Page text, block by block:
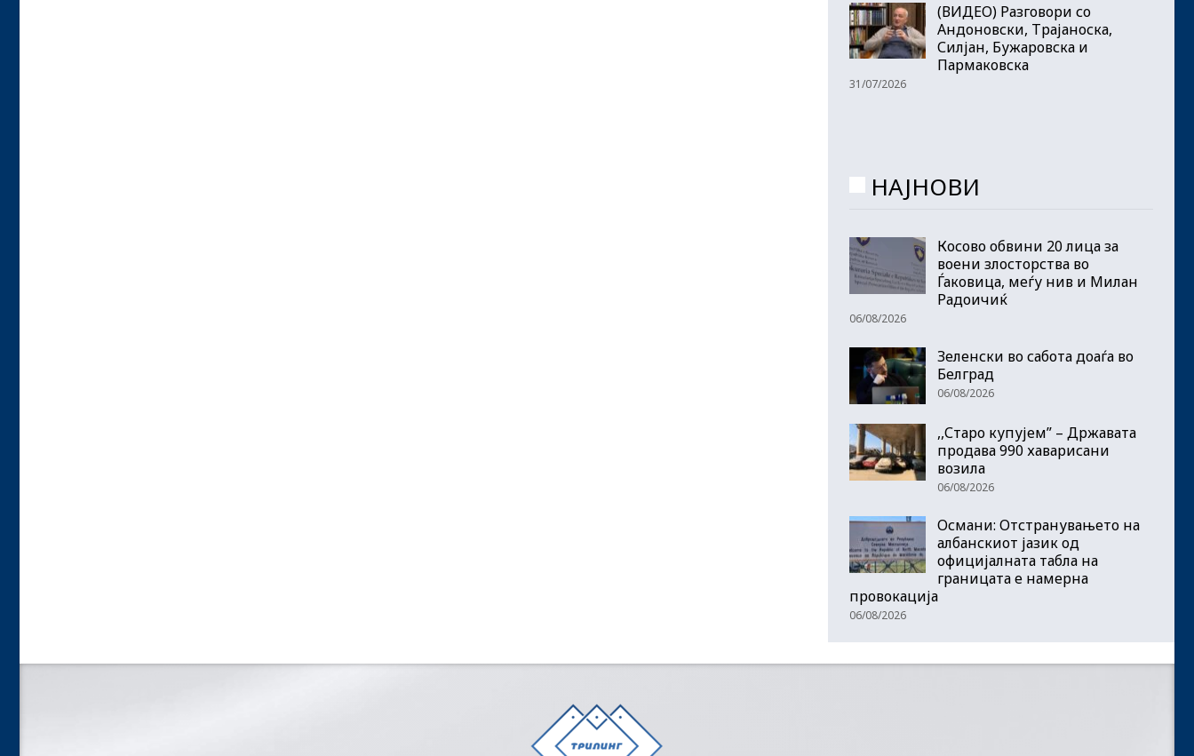
(ВИДЕО) Разговори со
Андоновски, Трајаноска,
Силјан, Бужаровска и
Пармаковска
31/07/2026
НАЈНОВИ
Косово обвини 20 лица за
воени злосторства во
Ѓаковица, меѓу нив и Милан
Радоичиќ
06/08/2026
Зеленски во сабота доаѓа во
Белград
06/08/2026
,,Старо купујем” – Државата
продава 990 хаварисани
возила
06/08/2026
Османи: Отстранувањето на
албанскиот јазик од
официјалната табла на
границата е намерна
провокација
06/08/2026